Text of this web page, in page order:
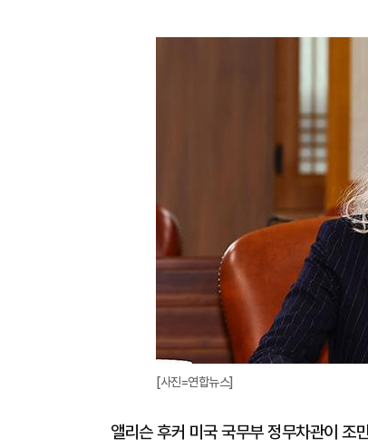
[사진=연합뉴스]
앨리슨 후커 미국 국무부 정무차관이 조